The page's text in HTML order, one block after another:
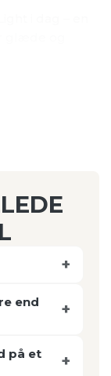
end
på et